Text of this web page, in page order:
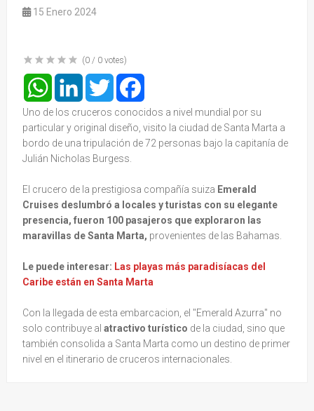
15 Enero 2024
(0 / 0 votes)
WhatsAppLinkedInTwitter
Uno de los cruceros conocidos a nivel mundial por su
particular y original diseño, visito la ciudad de Santa Marta a
bordo de una tripulación de 72 personas bajo la capitanía de
Julián Nicholas Burgess.
El crucero de la prestigiosa compañía suiza Emerald
Cruises deslumbró a locales y turistas con su elegante
presencia, fueron 100 pasajeros que exploraron las
maravillas de Santa Marta, provenientes de las Bahamas.
Le puede interesar: Las playas más paradisíacas del
Caribe están en Santa Marta
Con la llegada de esta embarcacion, el "Emerald Azurra" no
solo contribuye al atractivo turístico de la ciudad, sino que
también consolida a Santa Marta como un destino de primer
nivel en el itinerario de cruceros internacionales.